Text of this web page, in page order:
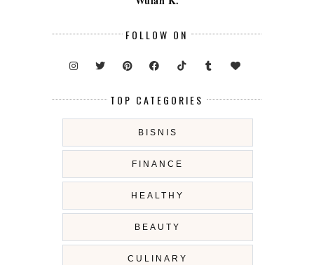
FOLLOW ON
TOP CATEGORIES
BISNIS
FINANCE
HEALTHY
BEAUTY
CULINARY